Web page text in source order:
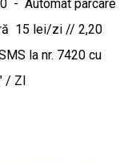
- Automat parcare
15 lei/zi // 2,20
la nr. 7420 cu
/ ZI